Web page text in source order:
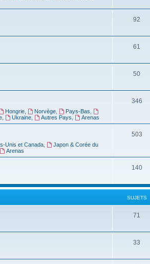
92
61
50
Hongrie, Norvège, Pays-Bas
Ukraine, Autres Pays Arenas
346
Unis et Canada,
Japon & Corée du
Arenas
503
140
SUJETS
71
33